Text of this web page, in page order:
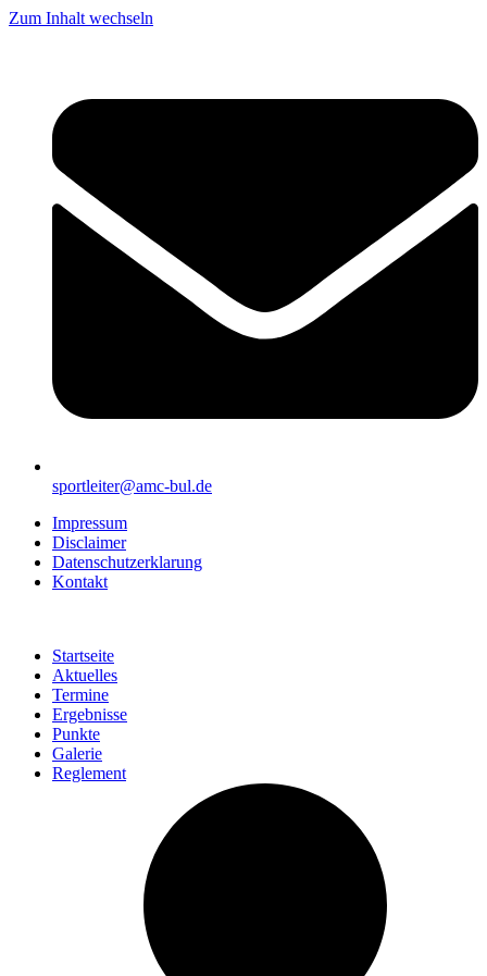
Zum Inhalt wechseln
sportleiter@amc-bul.de
Impressum
Disclaimer
Datenschutzerklarung
Kontakt
Startseite
Aktuelles
Termine
Ergebnisse
Punkte
Galerie
Reglement